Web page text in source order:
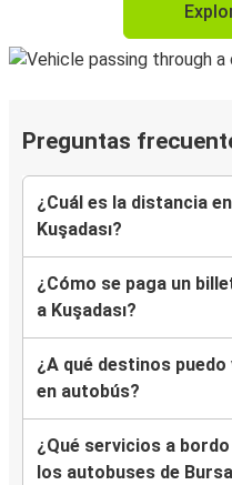
Preguntas
¿Cuál es la distancia
Kuşadası?
¿Cómo se paga un
a Kuşadası?
¿A qué destinos puedo
en autobús?
¿Qué servicios a
los autobuses de